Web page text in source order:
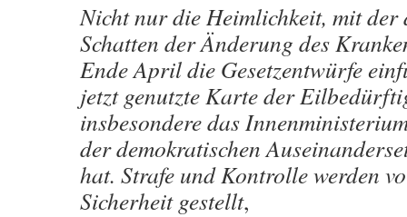
Nicht nur die Heimlichkeit, mit der
Schatten der Änderung des
Ende April die Gesetzentwürfe
jetzt genutzte Karte der
insbesondere das
der demokratischen
hat. Strafe und Kontrolle werden
Sicherheit gestellt,